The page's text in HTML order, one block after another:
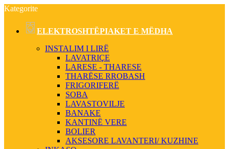
Kategorite
ELEKTROSHTËPIAKET E MËDHA
INSTALIM I LIRË
LAVATRIÇE
LARESE - THARESE
THARËSE RROBASH
FRIGORIFERË
SOBA
LAVASTOVILJE
BANAKE
KANTINË VERE
BOLIER
AKSESORE LAVANTERI/ KUZHINE